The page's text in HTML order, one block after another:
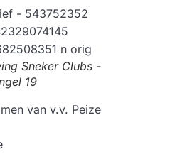
Sneker Clubs -
19
van v.v. Peize